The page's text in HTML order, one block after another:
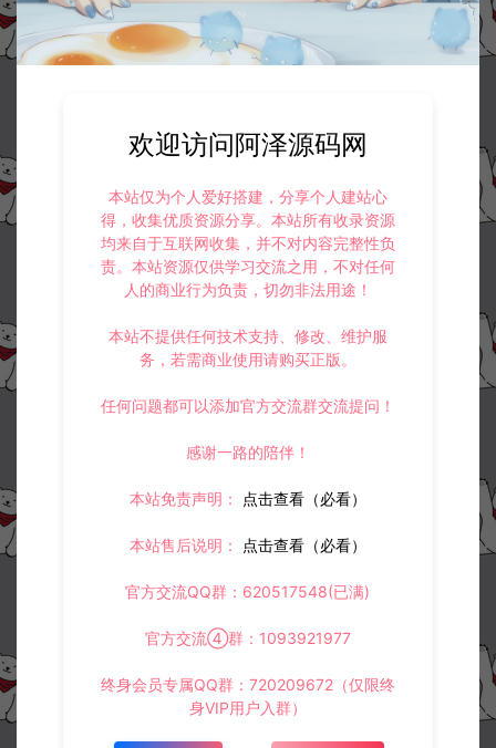
欢迎访问阿泽源码网
本站仅为个人爱好搭建，分享个人建站心
得，收集优质资源分享。本站所有收录资源
均来自于互联网收集，并不对内容完整性负
责。本站资源仅供学习交流之用，不对任何
人的商业行为负责，切勿非法用途！
本站不提供任何技术支持、修改、维护服
务，若需商业使用请购买正版。
任何问题都可以添加官方交流群交流提问！
感谢一路的陪伴！
本站免责声明： 点击查看（必看）
本站售后说明： 点击查看（必看）
官方交流QQ群：620517548(已满)
官方交流④群：1093921977
终身会员专属QQ群：720209672（仅限终
身VIP用户入群）